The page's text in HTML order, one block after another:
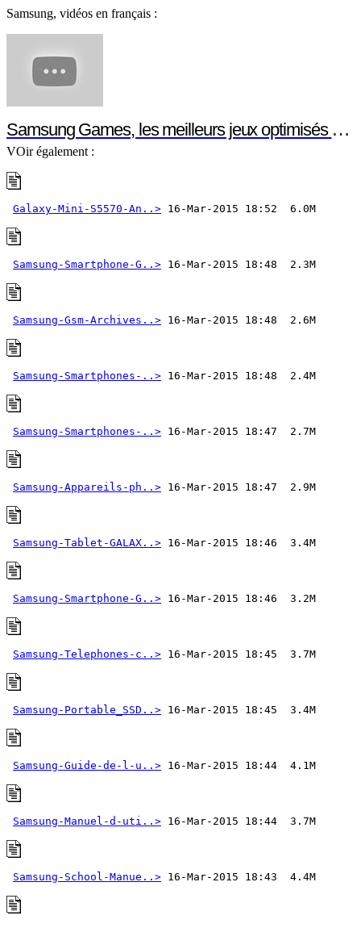
Samsung, vidéos en français :
Samsung Games, les meilleurs jeux optimisés pour votre smartphone ou votre tablette Samsung
VOir également :
Galaxy-Mini-S5570-An..>
Samsung-Smartphone-G..>
Samsung-Gsm-Archives..>
Samsung-Smartphones-..>
Samsung-Smartphones-..>
Samsung-Appareils-ph..>
Samsung-Tablet-GALAX..>
Samsung-Smartphone-G..>
Samsung-Telephones-c..>
Samsung-Portable_SSD..>
Samsung-Guide-de-l-u..>
Samsung-Manuel-d-uti..>
Samsung-School-Manue..>